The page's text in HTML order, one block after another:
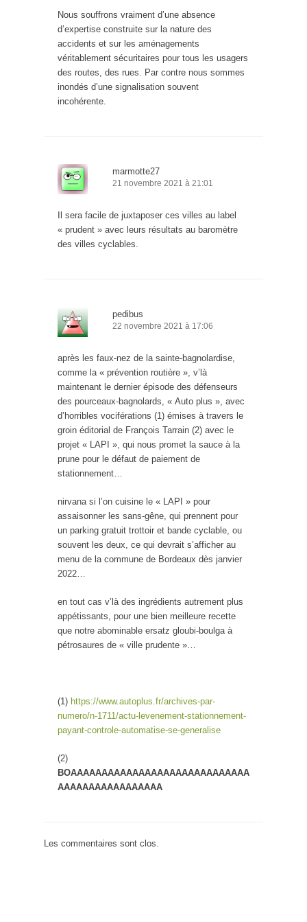
Nous souffrons vraiment d’une absence
d’expertise construite sur la nature des
accidents et sur les aménagements
véritablement sécuritaires pour tous les usagers
des routes, des rues. Par contre nous sommes
inondés d’une signalisation souvent
incohérente.
marmotte27
21 novembre 2021 à 21:01
Il sera facile de juxtaposer ces villes au label
« prudent » avec leurs résultats au baromètre
des villes cyclables.
pedibus
22 novembre 2021 à 17:06
après les faux-nez de la sainte-bagnolardise,
comme la « prévention routière », v’là
maintenant le dernier épisode des défenseurs
des pourceaux-bagnolards, « Auto plus », avec
d’horribles vociférations (1) émises à travers le
groin éditorial de François Tarrain (2) avec le
projet « LAPI », qui nous promet la sauce à la
prune pour le défaut de paiement de
stationnement…
nirvana si l’on cuisine le « LAPI » pour
assaisonner les sans-gêne, qui prennent pour
un parking gratuit trottoir et bande cyclable, ou
souvent les deux, ce qui devrait s’afficher au
menu de la commune de Bordeaux dès janvier
2022…
en tout cas v’là des ingrédients autrement plus
appétissants, pour une bien meilleure recette
que notre abominable ersatz gloubi-boulga à
pétrosaures de « ville prudente »…
(1) https://www.autoplus.fr/archives-par-
numero/n-1711/actu-levenement-stationnement-
payant-controle-automatise-se-generalise
(2)
BOAAAAAAAAAAAAAAAAAAAAAAAAAAAAA
AAAAAAAAAAAAAAAAA
Les commentaires sont clos.